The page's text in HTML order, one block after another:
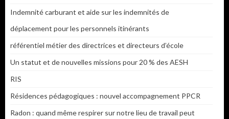
Indemnité carburant et aide sur les indemnités de
déplacement pour les personnels itinérants
référentiel métier des directrices et directeurs d’école
Un statut et de nouvelles missions pour 20 % des AESH
RIS
Résidences pédagogiques : nouvel accompagnement PPCR
Radon : quand même respirer sur notre lieu de travail peut